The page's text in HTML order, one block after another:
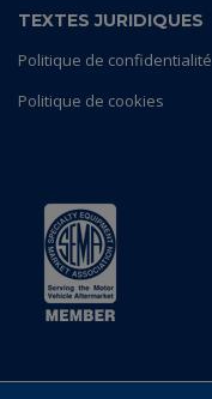
TEXTES JURIDIQUES
Politique de confidentialité
Politique de cookies